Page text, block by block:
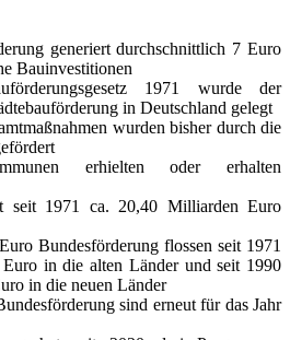
generiert durchschnittlich 7 Euro
Bauinvestitionen
1971 wurde der
in Deutschland gelegt
wurden bisher durch die
erhielten oder erhalten
seit 1971 ca. 20,40 Milliarden Euro
Bundesförderung flossen seit 1971
in die alten Länder und seit 1990
in die neuen Länder
sind erneut für das Jahr